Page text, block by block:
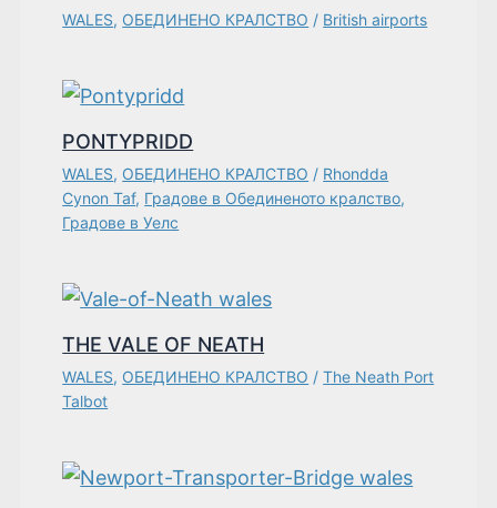
WALES, ОБЕДИНЕНО КРАЛСТВО / British airports
PONTYPRIDD
WALES, ОБЕДИНЕНО КРАЛСТВО / Rhondda
Cynon Taf, Градове в Обединеното кралство,
Градове в Уелс
THE VALE OF NEATH
WALES, ОБЕДИНЕНО КРАЛСТВО /The Neath Port
Talbot